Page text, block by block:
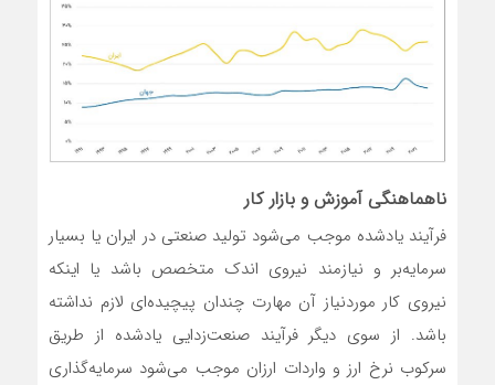
ناهماهنگی آموزش و بازار کار
فرآیند یادشده موجب می‌شود تولید صنعتی در ایران یا بسیار
سرمایه‌بر و نیازمند نیروی اندک متخصص باشد یا اینکه
نیروی کار موردنیاز آن مهارت چندان پیچیده‌ای لازم نداشته
باشد. از سوی دیگر فرآیند صنعت‌زدایی یادشده از طریق
سرکوب نرخ ارز و واردات ارزان موجب می‌شود سرمایه‌گذاری